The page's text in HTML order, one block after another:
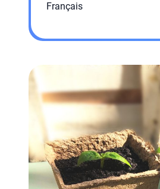
Français